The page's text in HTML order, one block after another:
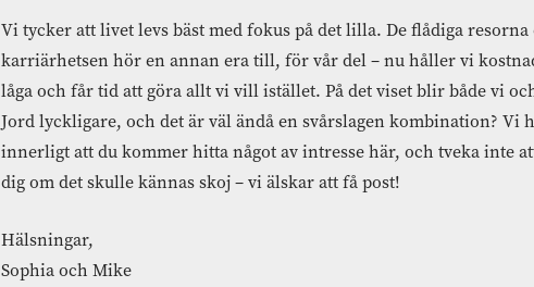
Vi tycker att livet levs bäst med fokus på det lilla. De flådiga resorna
karriärhetsen hör en annan era till, för vår del – nu håller vi
låga och får tid att göra allt vi vill istället. På det viset blir både vi
Jord lyckligare, och det är väl ändå en svårslagen kombination? Vi
innerligt att du kommer hitta något av intresse här, och tveka inte
dig om det skulle kännas skoj – vi älskar att få post!
Hälsningar,
Sophia och Mike